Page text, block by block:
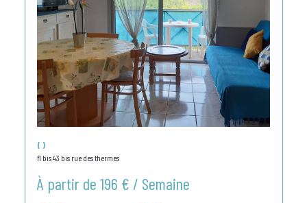
()
f1 bis 43 bis rue des thermes
À partir de 196 € / Semaine